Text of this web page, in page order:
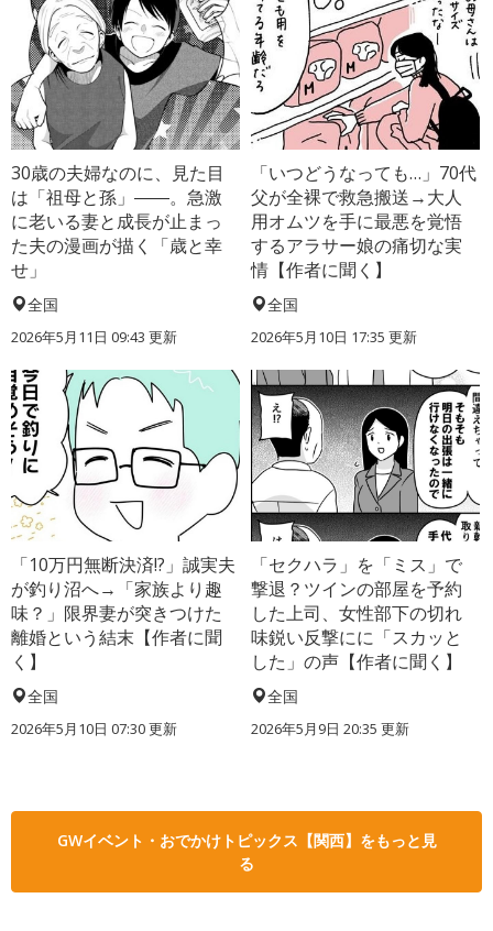
30歳の夫婦なのに、見た目
は「祖母と孫」――。急激
に老いる妻と成長が止まっ
た夫の漫画が描く「歳と幸
せ」
全国
2026年5月11日 09:43 更新
「いつどうなっても…」70代
父が全裸で救急搬送→大人
用オムツを手に最悪を覚悟
するアラサー娘の痛切な実
情【作者に聞く】
全国
2026年5月10日 17:35 更新
「10万円無断決済!?」誠実夫
が釣り沼へ→「家族より趣
味？」限界妻が突きつけた
離婚という結末【作者に聞
く】
全国
2026年5月10日 07:30 更新
「セクハラ」を「ミス」で
撃退？ツインの部屋を予約
した上司、女性部下の切れ
味鋭い反撃にに「スカッと
した」の声【作者に聞く】
全国
2026年5月9日 20:35 更新
GWイベント・おでかけトピックス【関西】をもっと見
る